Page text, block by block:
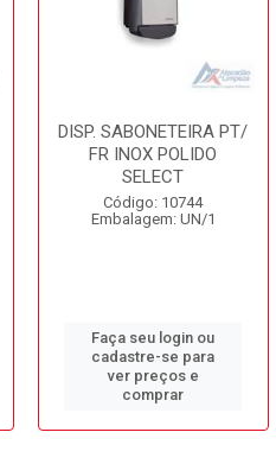
DISP. SABONETEIRA PT/
FR INOX POLIDO
SELECT
Código: 10744
Embalagem: UN/1
Faça seu login ou
cadastre-se para
ver preços e
comprar